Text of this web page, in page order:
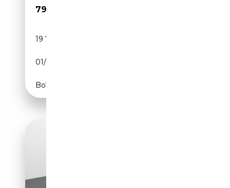
79 950€
19 749 km
01/2025
Boîte automatique